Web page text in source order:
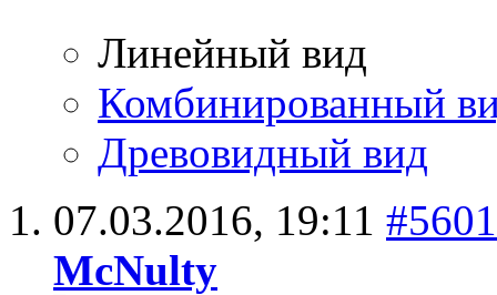
Линейный вид
Комбинированный
Древовидный вид
07.03.2016, 19:11 #5601
McNulty